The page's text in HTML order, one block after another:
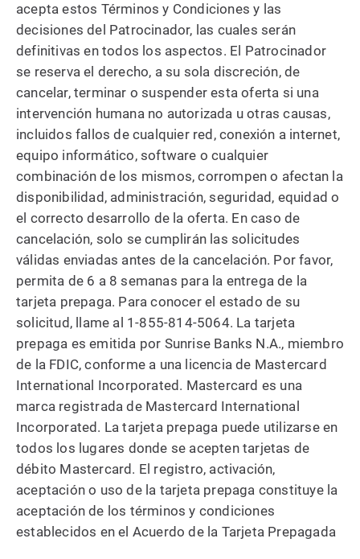
acepta estos Términos y Condiciones y las
decisiones del Patrocinador, las cuales serán
definitivas en todos los aspectos. El Patrocinador
se reserva el derecho, a su sola discreción, de
cancelar, terminar o suspender esta oferta si una
intervención humana no autorizada u otras causas,
incluidos fallos de cualquier red, conexión a internet,
equipo informático, software o cualquier
combinación de los mismos, corrompen o afectan la
disponibilidad, administración, seguridad, equidad o
el correcto desarrollo de la oferta. En caso de
cancelación, solo se cumplirán las solicitudes
válidas enviadas antes de la cancelación. Por favor,
permita de 6 a 8 semanas para la entrega de la
tarjeta prepaga. Para conocer el estado de su
solicitud, llame al 1-855-814-5064. La tarjeta
prepaga es emitida por Sunrise Banks N.A., miembro
de la FDIC, conforme a una licencia de Mastercard
International Incorporated. Mastercard es una
marca registrada de Mastercard International
Incorporated. La tarjeta prepaga puede utilizarse en
todos los lugares donde se acepten tarjetas de
débito Mastercard. El registro, activación,
aceptación o uso de la tarjeta prepaga constituye la
aceptación de los términos y condiciones
establecidos en el Acuerdo de la Tarjeta Prepagada